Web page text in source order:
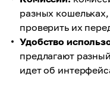
разных
проверить их
Удобство
предлагают
идет об